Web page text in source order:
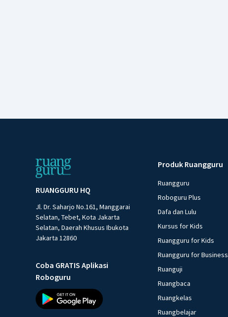
RUANGGURU HQ
Jl. Dr. Saharjo No.161, Manggarai
Selatan, Tebet, Kota Jakarta
Selatan, Daerah Khusus Ibukota
Jakarta 12860
Coba GRATIS Aplikasi
Roboguru
Produk Ruangguru
Ruangguru
Roboguru Plus
Dafa dan Lulu
Kursus for Kids
Ruangguru for Kids
Ruangguru for Business
Ruanguji
Ruangbaca
Ruangkelas
Ruangbelajar